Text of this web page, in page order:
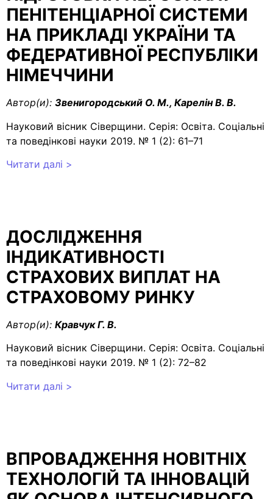
ПЕНІТЕНЦІАРНОЇ СИСТЕМИ
НА ПРИКЛАДІ УКРАЇНИ ТА
ФЕДЕРАТИВНОЇ РЕСПУБЛІКИ
НІМЕЧЧИНИ
Автор(и): Звенигородський О. М., Карелін В. В.
Науковий вісник Сіверщини. Серія: Освіта. Соціальні
та поведінкові науки 2019. № 1 (2): 61–71
Читати далі >
ДОСЛІДЖЕННЯ
ІНДИКАТИВНОСТІ
СТРАХОВИХ ВИПЛАТ НА
СТРАХОВОМУ РИНКУ
Автор(и): Кравчук Г. В.
Науковий вісник Сіверщини. Серія: Освіта. Соціальні
та поведінкові науки 2019. № 1 (2): 72–82
Читати далі >
ВПРОВАДЖЕННЯ НОВІТНІХ
ТЕХНОЛОГІЙ ТА ІННОВАЦІЙ